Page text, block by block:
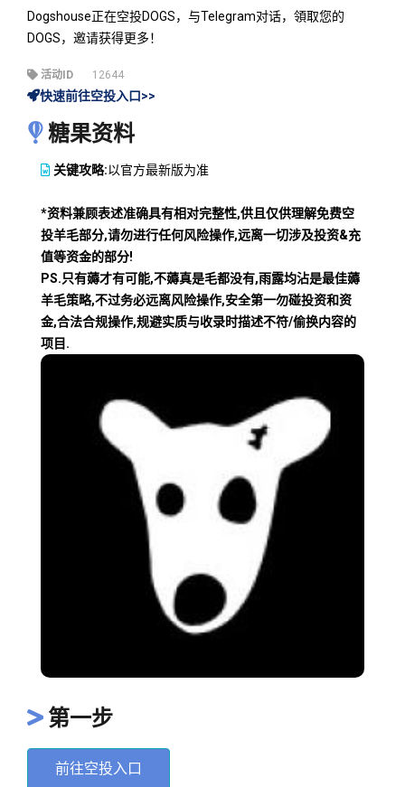
Dogshouse正在空投DOGS，与Telegram对话，領取您的
DOGS，邀请获得更多！
活动ID 12644
快速前往空投入口>>
糖果资料
关键攻略:以官方最新版为准
*资料兼顾表述准确具有相对完整性,供且仅供理解免费空
投羊毛部分,请勿进行任何风险操作,远离一切涉及投资&充
值等资金的部分!
PS.只有薅才有可能,不薅真是毛都没有,雨露均沾是最佳薅
羊毛策略,不过务必远离风险操作,安全第一勿碰投资和资
金,合法合规操作,规避实质与收录时描述不符/偷换内容的
项目.
第一步
前往空投入口